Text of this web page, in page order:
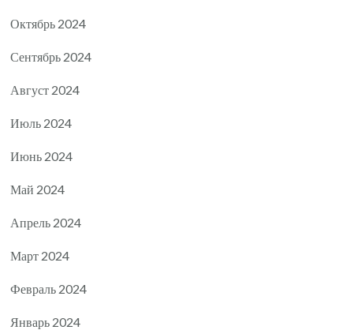
Октябрь 2024
Сентябрь 2024
Август 2024
Июль 2024
Июнь 2024
Май 2024
Апрель 2024
Март 2024
Февраль 2024
Январь 2024